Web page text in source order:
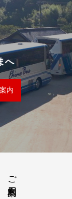
へ
内
ご利用案内